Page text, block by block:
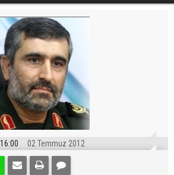
16:00 02 Temmuz 2012